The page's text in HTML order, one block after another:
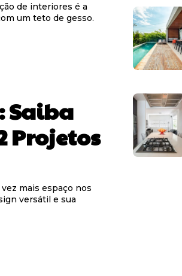
de interiores é a
um teto de gesso.
Saiba
Projetos
mais espaço nos
versátil e sua